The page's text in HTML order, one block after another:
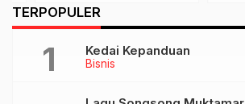
MBS Klaten Ikuti
Munaqosah
TERPOPULER
Bisnis
Kedai Kepanduan